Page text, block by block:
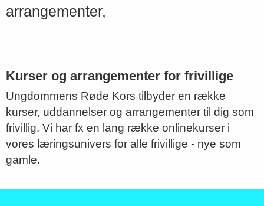
arrangementer,
Kurser og arrangementer for frivillige
Ungdommens Røde Kors tilbyder en række
kurser, uddannelser og arrangementer til dig som
frivillig. Vi har fx en lang række onlinekurser i
vores læringsunivers for alle frivillige - nye som
gamle.